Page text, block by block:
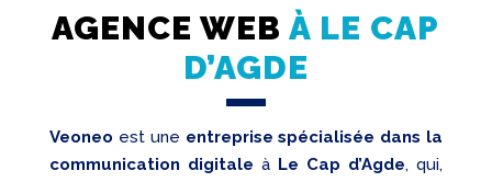
Création
Referencement
Réseaux
sociaux
AGENCE WEBÀ LE CAP
D’AGDE
Veoneo est une entreprise spécialisée dans la
communication digitale à Le Cap d’Agde, qui,